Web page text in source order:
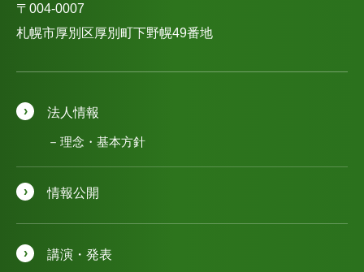
〒004-0007
札幌市厚別区厚別町下野幌49番地
法人情報
理念・基本方針
情報公開
講演・発表